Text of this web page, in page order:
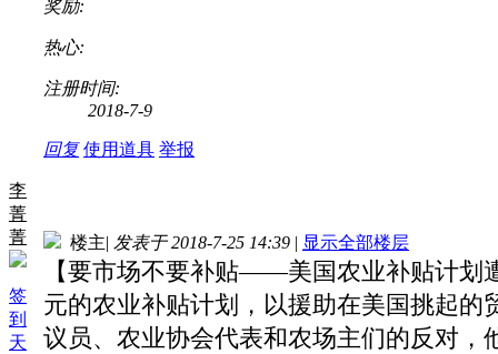
奖励:
热心:
注册时间:
2018-7-9
回复 使用道具 举报
李
菁
菁
签
到
天
楼主| 发表于 2018-7-25 14:39 | 显示全部楼层
【要市场不要补贴——美国农业补贴计划
元的农业补贴计划，以援助在美国挑起
议员、农业协会代表和农场主们的反对，